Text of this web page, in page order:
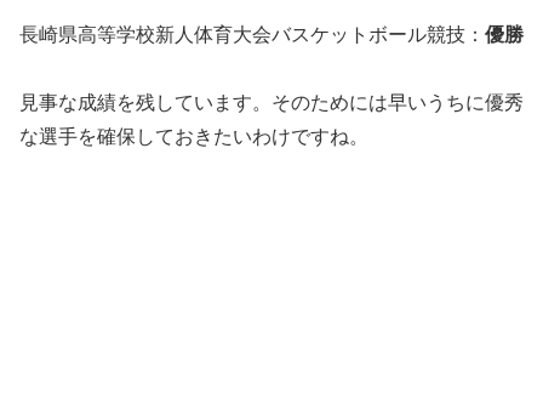
長崎県高等学校新人体育大会バスケットボール競技： 優勝
見事な成績を残しています。そのためには早いうちに優秀
な選手を確保しておきたいわけですね。